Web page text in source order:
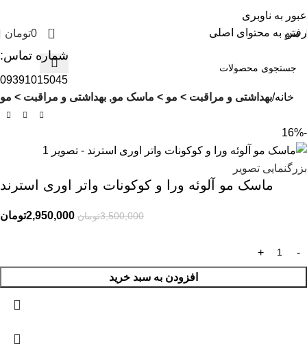
عبور به ناوبری
رفتن به محتوای اصلی
منو 0
0تومان
شماره تماس:
09391015045
خانه بهداشتی و مراقبت > مو > ماسک مو, بهداشتی و مراقبت > مو
-16%
بزرگنمایی تصویر
ماسک مو آلوئه ورا و کوکونات واتر اوری استرند
3,500,000تومان 2,950,000تومان
افزودن به سبد خرید